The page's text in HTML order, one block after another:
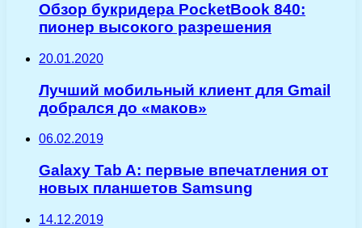
Обзор букридера PocketBook 840:
пионер высокого разрешения
20.01.2020
Лучший мобильный клиент для Gmail
добрался до «маков»
06.02.2019
Galaxy Tab A: первые впечатления от
новых планшетов Samsung
14.12.2019